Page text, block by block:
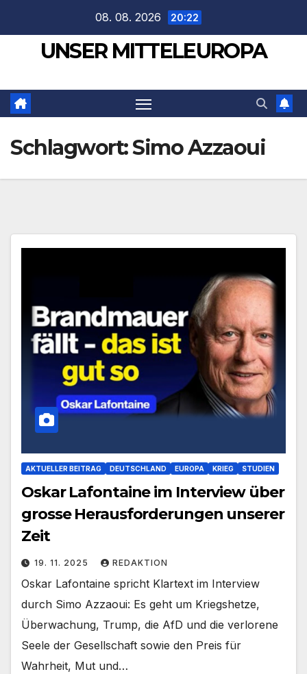
springen
08. 08. 2026 20:22
UNSER MITTELEUROPA
Schlagwort:Simo Azzaoui
AKTUELLER BEITRAG DEUTSCHLAND EUROPA KRIEG STUDIEN
Oskar Lafontaine im Interview über
grosse Herausforderungen unserer
Zeit
19. 11. 2025 REDAKTION
Oskar Lafontaine spricht Klartext im Interview
durch Simo Azzaoui: Es geht um Kriegshetze,
Überwachung, Trump, die AfD und die verlorene
Seele der Gesellschaft sowie den Preis für
Wahrheit, Mut und…